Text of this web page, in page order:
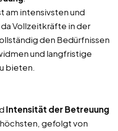
am intensivsten und
Vollzeitkräfte in der
den Bedürfnissen
und langfristige
bieten.
Intensität der Betreuung
gefolgt von